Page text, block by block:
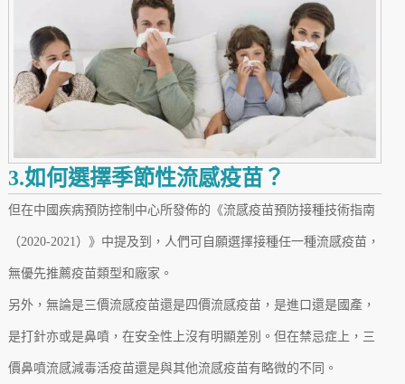
3.如何選擇季節性流感疫苗？
但在中國疾病預防控制中心所發佈的《流感疫苗預防接種技術指南
（2020-2021）》中提及到，人們可自願選擇接種任一種流感疫苗，
無優先推薦疫苗類型和廠家。
另外，無論是三價流感疫苗還是四價流感疫苗，是進口還是國產，
是打針亦或是鼻噴，在安全性上沒有明顯差別。但在禁忌症上，三
價鼻噴流感減毒活疫苗還是與其他流感疫苗有略微的不同。